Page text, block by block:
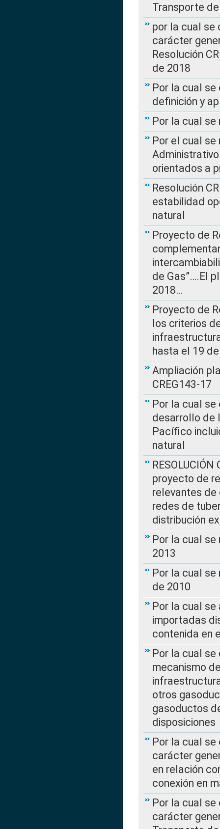
Transporte
por la cual se
carácter
Resolución
de 2018
Por la cual
definición y
Por la cual
Por el cual
orientados a
Resolución
estabilidad
natural
Proyecto de
de Gas”….El
2018…
Proyecto de
los criterios
hasta el 19
Ampliación
CREG143-17
Por la cual
desarrollo de
Pacífico
natural
proyecto de
relevantes de
redes de
distribución
Por la cual se
2013
Por la cual se
de 2010
Por la cual
importadas
contenida en
Por la cual se
mecanismo
otros
gasoductos
disposiciones
Por la cual
carácter
en relación
conexión en
Por la cual
carácter